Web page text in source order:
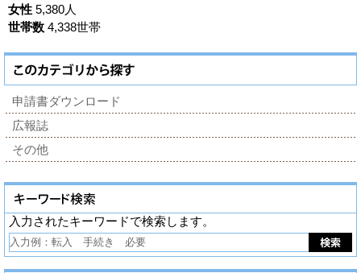
女性 5,380人
世帯数 4,338世帯
申請書ダウンロード
広報誌
その他
入力されたキーワードで検索します。